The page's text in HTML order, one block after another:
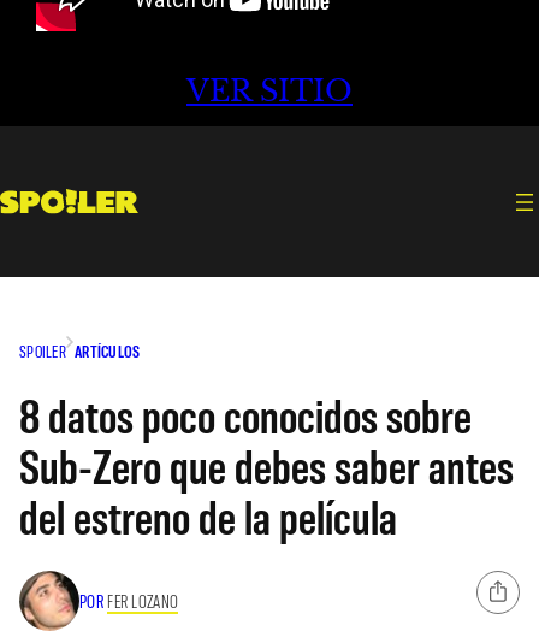
VER SITIO
SPOILER ARTÍCULOS
8 datos poco conocidos sobre
Sub-Zero que debes saber antes
del estreno de la película
POR FER LOZANO